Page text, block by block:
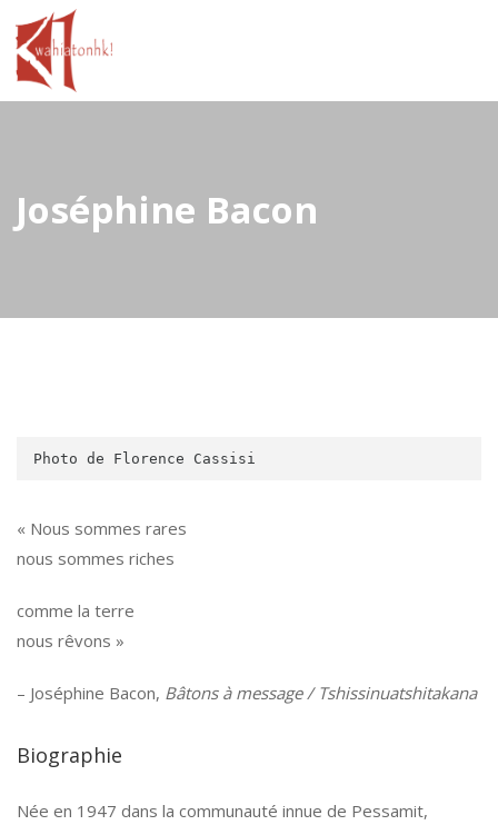
Joséphine Bacon
Photo de Florence Cassisi
« Nous sommes rares
nous sommes riches
comme la terre
nous rêvons »
– Joséphine Bacon, Bâtons à message / Tshissinuatshitakana
Biographie
Née en 1947 dans la communauté innue de Pessamit,